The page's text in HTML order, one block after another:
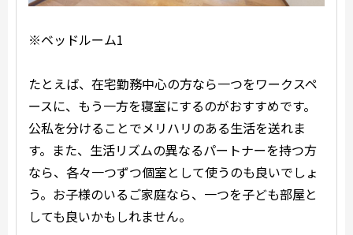
※ベッドルーム1
たとえば、在宅勤務中心の方なら一つをワークスペ
ースに、もう一方を寝室にするのがおすすめです。
公私を分けることでメリハリのある生活を送れま
す。また、生活リズムの異なるパートナーを持つ方
なら、各々一つずつ個室として使うのも良いでしょ
う。お子様のいるご家庭なら、一つを子ども部屋と
しても良いかもしれません。